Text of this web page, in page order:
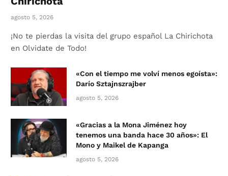
agosto 5, 2026
¡No te pierdas la visita del grupo español La Chirichota
en Olvidate de Todo!
«Con el tiempo me volví menos egoísta»:
Darío Sztajnszrajber
agosto 5, 2026
«Gracias a la Mona Jiménez hoy
tenemos una banda hace 30 años»: El
Mono y Maikel de Kapanga
agosto 5, 2026